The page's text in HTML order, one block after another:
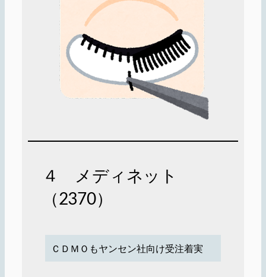
４ メディネット
（2370）
ＣＤＭＯもヤンセン社向け受注着実